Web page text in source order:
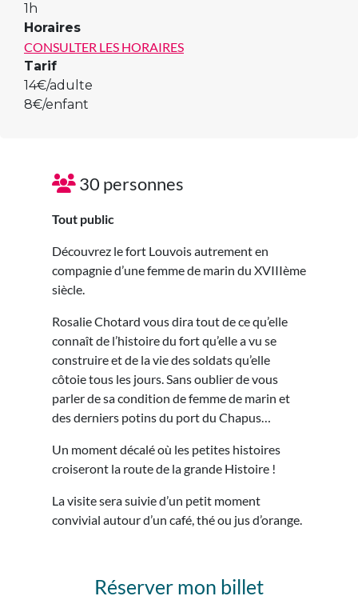
1h
Horaires
CONSULTER LES HORAIRES
Tarif
14€/adulte
8€/enfant
30 personnes
Tout public
Découvrez le fort Louvois autrement en
compagnie d’une femme de marin du XVIIIème
siècle.
Rosalie Chotard vous dira tout de ce qu’elle
connaît de l’histoire du fort qu’elle a vu se
construire et de la vie des soldats qu’elle
côtoie tous les jours. Sans oublier de vous
parler de sa condition de femme de marin et
des derniers potins du port du Chapus…
Un moment décalé où les petites histoires
croiseront la route de la grande Histoire !
La visite sera suivie d’un petit moment
convivial autour d’un café, thé ou jus d’orange.
Réserver mon billet